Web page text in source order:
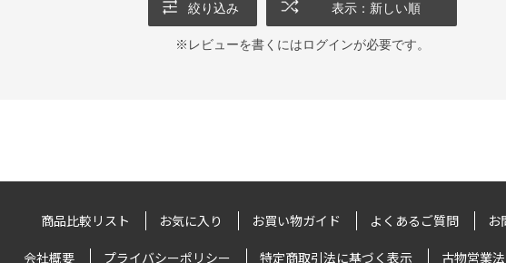
絞り込み 表示：新しい順
※レビューを書くにはログインが必要です。
商品比較リスト お気に入り お買い物ガイド よくあるご質問 お
会社概要 プライバシーポリシー 特定商取引法に基づく表示 古物営業